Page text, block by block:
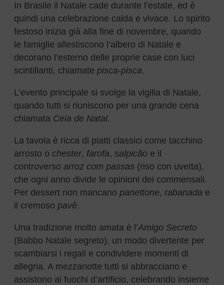
In Brasile il Natale cade durante l’estate, ed è
quindi una celebrazione calda e vivace. Lo spirito
festoso inizia già alla fine di novembre, quando
le famiglie allestiscono l’albero di Natale e
decorano l’esterno delle proprie case con luci
scintillanti, chiamate pisca-pisca.
L’evento principale si svolge la vigilia di Natale,
quando tutti si riuniscono per una grande cena
chiamata Ceia de Natal.
La tavola è ricca di piatti classici come tacchino
arrosto o chester, farofa, salpicão e il
controverso arroz com passas (riso con uvetta),
che ogni anno divide le opinioni dei commensali.
Per dessert non mancano panettone, rabanada e
il cremoso pavê.
Una tradizione molto amata è l’Amigo Secreto
(Babbo Natale segreto), un modo divertente per
scambiarsi i regali e condividere momenti di
allegria. A mezzanotte tutti si abbracciano e
assistono ai fuochi d’artificio, celebrando insieme